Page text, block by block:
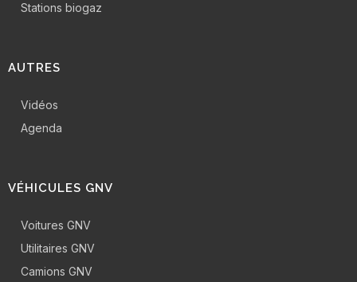
Stations biogaz
AUTRES
Vidéos
Agenda
VÉHICULES GNV
Voitures GNV
Utilitaires GNV
Camions GNV